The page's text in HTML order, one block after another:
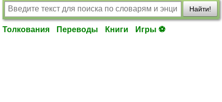
Найти!
Толкования Переводы Книги Игры ⚽